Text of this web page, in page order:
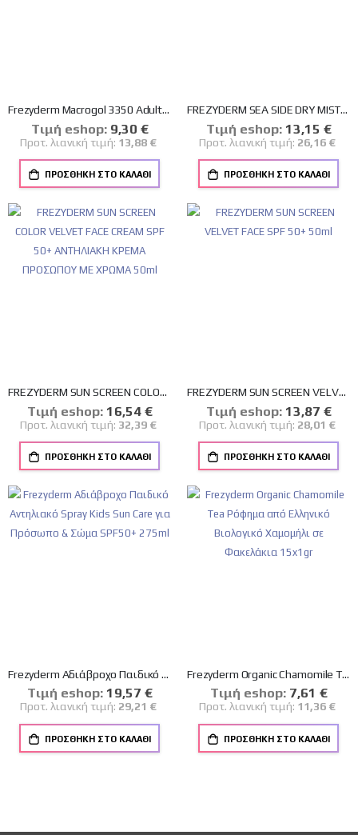
Frezyderm Macrogol 3350 Adults Συμπλήρωμα σε Σκόνη για Δυσκοιλιότητα 20 φακελάκια
Tιμή eshop: Ειδική
Τιμή
9,30 €
Προτ. λιανική τιμή: 13,88 €
ΠΡΟΣΘΉΚΗ ΣΤΟ ΚΑΛΆΘΙ
FREZYDERM SEA SIDE DRY MIST SPF50+ ΑΝΤΗΛΙΑΚΟ SPRAY ΣΩΜΑΤΟΣ 300ml
Tιμή eshop: Ειδική
Τιμή
13,15 €
Προτ. λιανική τιμή: 26,16 €
ΠΡΟΣΘΉΚΗ ΣΤΟ ΚΑΛΆΘΙ
FREZYDERM SUN SCREEN COLOR VELVET FACE CREAM SPF 50+ ΑΝΤΗΛΙΑΚΗ ΚΡΕΜΑ ΠΡΟΣΩΠΟΥ ΜΕ ΧΡΩΜΑ 50ml
Tιμή eshop: Ειδική
Τιμή
16,54 €
Προτ. λιανική τιμή: 32,39 €
ΠΡΟΣΘΉΚΗ ΣΤΟ ΚΑΛΆΘΙ
FREZYDERM SUN SCREEN VELVET FACE SPF 50+ 50ml
Tιμή eshop: Ειδική
Τιμή
13,87 €
Προτ. λιανική τιμή: 28,01 €
ΠΡΟΣΘΉΚΗ ΣΤΟ ΚΑΛΆΘΙ
Frezyderm Αδιάβροχο Παιδικό Αντηλιακό Spray Kids Sun Care για Πρόσωπο & Σώμα SPF50+ 275ml
Tιμή eshop: Ειδική
Τιμή
19,57 €
Προτ. λιανική τιμή: 29,21 €
ΠΡΟΣΘΉΚΗ ΣΤΟ ΚΑΛΆΘΙ
Frezyderm Organic Chamomile Tea Ρόφημα από Ελληνικό Βιολογικό Χαμομήλι σε Φακελάκια 15x1gr
Tιμή eshop: Ειδική
Τιμή
7,61 €
Προτ. λιανική τιμή: 11,36 €
ΠΡΟΣΘΉΚΗ ΣΤΟ ΚΑΛΆΘΙ